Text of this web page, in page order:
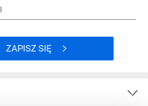
ZAPISZ SIĘ